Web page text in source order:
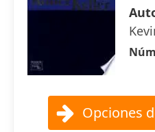
Opciones